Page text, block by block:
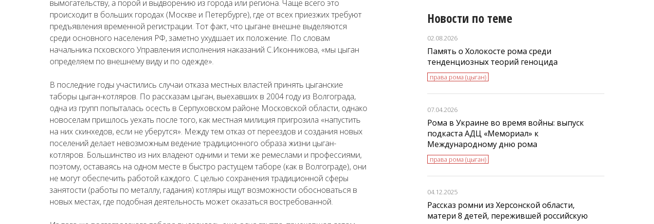
вымогательству, а порой и выдворению из города или региона. Чаще всего это
происходит в больших городах (Москве и Петербурге), где от всех приезжих требуют
предъявления временной регистрации. Тот факт, что цыгане внешне выделяются
среди основного населения РФ, заметно ухудшает их положение. По словам
начальника псковского Управления исполнения наказаний С.Иконникова, «мы цыган
определяем по внешнему виду и по одежде».
В последние годы участились случаи отказа местных властей принять цыганские
таборы цыган-котляров. По рассказам цыган, выехавших в 2004 году из Волгограда,
одна из групп попыталась осесть в Серпуховском районе Московской области, однако
новоселам пришлось уехать после того, как местная милиция пригрозила «напустить
на них скинхедов, если не уберутся». Между тем отказ от переездов и создания новых
поселений делает невозможным ведение традиционного образа жизни цыган-
котляров. Большинство из них владеют одними и теми же ремеслами и профессиями,
поэтому, оставаясь на одном месте в быстро растущем таборе (как в Волгограде), они
не могут обеспечить работой каждого. С целью сохранения традиционной сферы
занятости (работы по металлу, гадания) котляры ищут возможности обосноваться в
новых местах, где подобная деятельность может оказаться востребованной.
Новости по теме
02.08.2026
Память о Холокосте рома среди
тенденциозных теорий геноцида
права рома (цыган)
07.04.2026
Рома в Украине во время войны: выпуск
подкаста АДЦ «Мемориал» к
Международному дню рома
права рома (цыган)
04.12.2025
Рассказ ромни из Херсонской области,
матери 8 детей, пережившей российскую